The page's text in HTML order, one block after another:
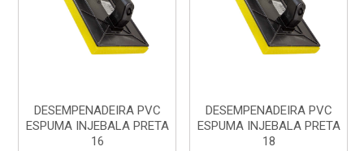
DESEMPENADEIRA PVC
ESPUMA INJEBALA PRETA
16
DESEMPENADEIRA PVC
ESPUMA INJEBALA PRETA
18